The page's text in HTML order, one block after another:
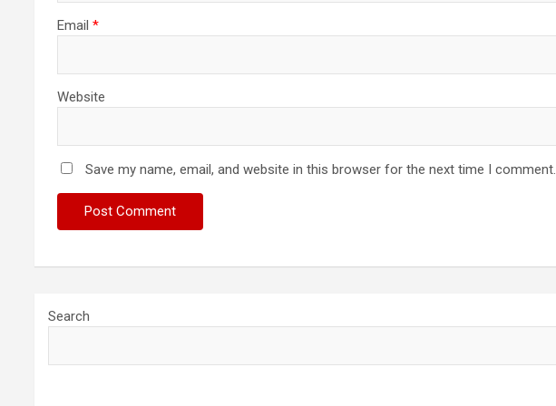
Email *
Website
Save my name, email, and website in this browser for the next time I comment.
Search